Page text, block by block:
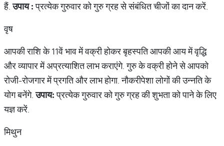
हैं.उपाय :प्रत्येक गुरुवार को गुरु ग्रह से संबंधित चीजों का दान करें.
वृष
आपकी राशि के 11वें भाव में वक्री होकर बृहस्पति आपकी आय में वृद्धि
और व्यापार में अप्रत्याशित लाभ कराएंगे. गुरु के वक्री होने से आपको
रोजी-रोजगार में प्रगति और लाभ होगा. नौकरीपेशा लोगों की उन्नति के
योग बनेंगे.उपाय:प्रत्येक गुरुवार को गुरु ग्रह की शुभता को पाने के लिए
यज्ञ करें.
मिथुन